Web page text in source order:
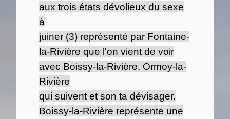
aux trois états dévolieux du sexe
à
juiner (3) représenté par Fontaine-
la-Rivière que l'on vient de voir
avec Boissy-la-Rivière, Ormoy-la-
Rivière
qui suivent et son ta dévisager.
Boissy-la-Rivière représente une